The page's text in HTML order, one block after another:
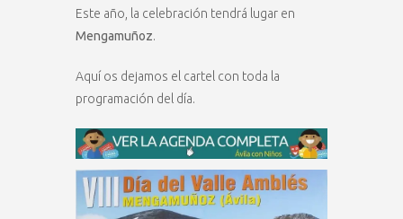
Este año, la celebración tendrá lugar en
Mengamuñoz.
Aquí os dejamos el cartel con toda la
programación del día.